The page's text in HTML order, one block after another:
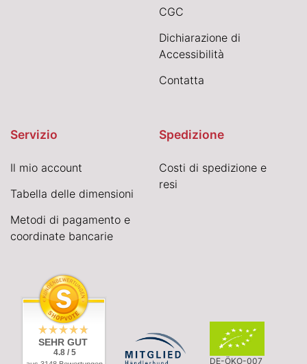
CGC
Dichiarazione di
Accessibilità
Contatta
Servizio
Il mio account
Tabella delle dimensioni
Metodi di pagamento e
coordinate bancarie
Spedizione
Costi di spedizione e
resi
SEHR GUT
4.8 / 5
DE-ÖKO-007